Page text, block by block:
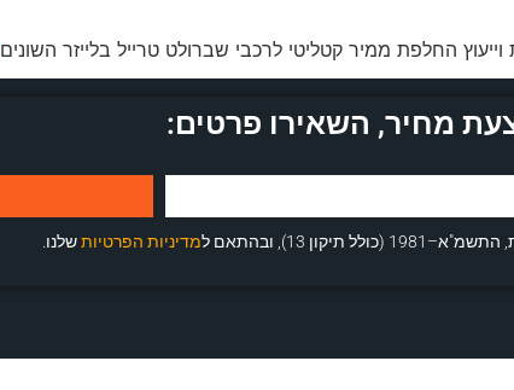
החלפת ממיר קטליטי לרכבי שברולט טרייל בלייזר השונים
מחיר, השאירו פרטים:
13), ובהתאם ל מדיניות הפרטיותשלנו.